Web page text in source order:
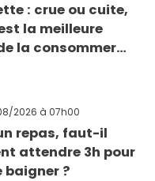
: crue ou cuite,
la meilleure
la consommer
2026 à 07h00
repas, faut-il
attendre 3h pour
baigner ?